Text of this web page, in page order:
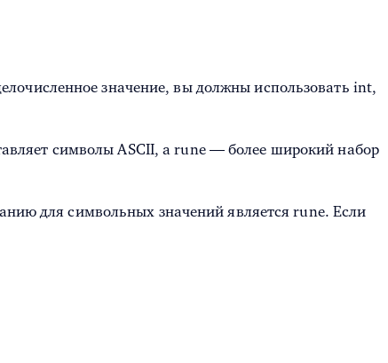
значение, вы должны использовать int,
символы ASCII, а rune — более широкий набор
для символьных значений является rune. Если